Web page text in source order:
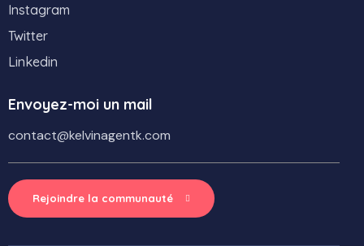
Envoyez-moi un mail
contact@kelvinagentk.com
Rejoindre la communauté
Instagram
Twitter
Linkedin